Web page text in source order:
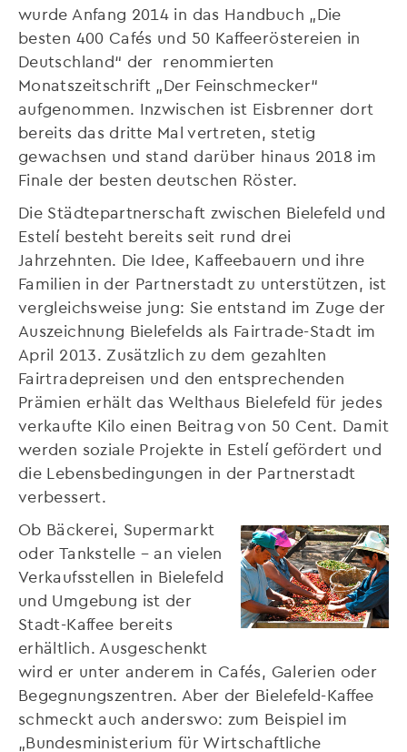
wurde Anfang 2014 in das Handbuch „Die
besten 400 Cafés und 50 Kaffeeröstereien in
Deutschland“ der renommierten
Monatszeitschrift „Der Feinschmecker“
aufgenommen. Inzwischen ist Eisbrenner dort
bereits das dritte Mal vertreten, stetig
gewachsen und stand darüber hinaus 2018 im
Finale der besten deutschen Röster.
Die Städtepartnerschaft zwischen Bielefeld und
Estelí besteht bereits seit rund drei
Jahrzehnten. Die Idee, Kaffeebauern und ihre
Familien in der Partnerstadt zu unterstützen, ist
vergleichsweise jung: Sie entstand im Zuge der
Auszeichnung Bielefelds als Fairtrade-Stadt im
April 2013. Zusätzlich zu dem gezahlten
Fairtradepreisen und den entsprechenden
Prämien erhält das Welthaus Bielefeld für jedes
verkaufte Kilo einen Beitrag von 50 Cent. Damit
werden soziale Projekte in Estelí gefördert und
die Lebensbedingungen in der Partnerstadt
verbessert.
Ob Bäckerei, Supermarkt
oder Tankstelle – an vielen
Verkaufsstellen in Bielefeld
und Umgebung ist der
Stadt-Kaffee bereits
erhältlich. Ausgeschenkt
wird er unter anderem in Cafés, Galerien oder
Begegnungszentren. Aber der Bielefeld-Kaffee
schmeckt auch anderswo: zum Beispiel im
„Bundesministerium für Wirtschaftliche